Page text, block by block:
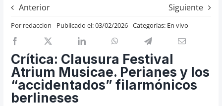
Previos de ópera
Entrevistas
Recomendación
Cosas de Beckmesser
Nosotros y privacidad
Buscar:
Anterior Siguiente
Por redaccion Publicado el: 03/02/2026 Categorías: En vivo
Crítica: Clausura Festival
Atrium Musicae. Perianes y los
“accidentados” filarmónicos
berlineses